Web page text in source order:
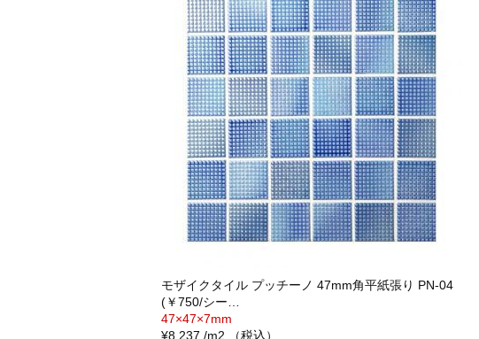
モザイクタイル プッチーノ 47mm角平紙張り PN-04
(￥750/シー…
47×47×7mm
¥8,237 /m2 （税込）